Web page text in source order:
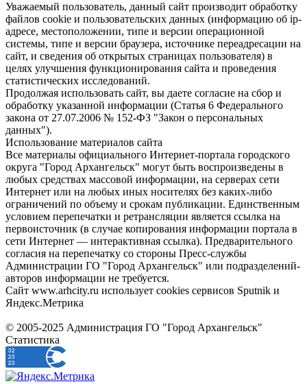
Уважаемый пользователь, данный сайт производит обработку
файлов cookie и пользовательских данных (информацию об ip-
адресе, местоположении, типе и версии операционной
системы, типе и версии браузера, источнике переадресации на
сайт, и сведения об открытых страницах пользователя) в
целях улучшения функционирования сайта и проведения
статистических исследований.
Продолжая использовать сайт, вы даете согласие на сбор и
обработку указанной информации (Статья 6 Федерального
закона от 27.07.2006 № 152-ФЗ "Закон о персональных
данных").
Использование материалов сайта
Все материалы официального Интернет-портала городского
округа "Город Архангельск" могут быть воспроизведены в
любых средствах массовой информации, на серверах сети
Интернет или на любых иных носителях без каких-либо
ограничений по объему и срокам публикации. Единственным
условием перепечатки и ретрансляции является ссылка на
первоисточник (в случае копирования информации портала в
сети Интернет — интерактивная ссылка). Предварительного
согласия на перепечатку со стороны Пресс-службы
Администрации ГО "Город Архангельск" или подразделений-
авторов информации не требуется.
Сайт www.arhcity.ru использует cookies сервисов Sputnik и
Яндекс.Метрика
© 2005-2025 Администрация ГО "Город Архангельск"
Статистика